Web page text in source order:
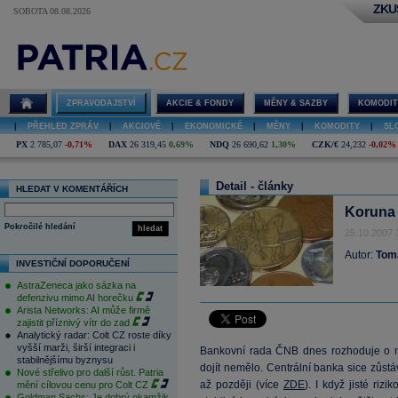
SOBOTA 08.08.2026
ZPRAVODAJSTVÍ AKCIE & FONDY MĚNY & SAZBY
PŘEHLED ZPRÁV AKCIOVÉ EKONOMICKÉ MĚNY KOMODITY
PX 2 785,07 -0,71% DAX 26 319,45 0,69% NDQ 26 690,62 1,30% CZK/€ 24,232 -0,02%
HLEDAT V KOMENTÁŘÍCH
hledat
Pokročilé hledání
INVESTIČNÍ DOPORUČENÍ
AstraZeneca jako sázka na
defenzivu mimo AI horečku
Arista Networks: AI může firmě
zajistit příznivý vítr do zad
Analytický radar: Colt CZ roste díky
vyšší marži, širší integraci i
stabilnějšímu byznysu
Nové střelivo pro další růst. Patria
mění cílovou cenu pro Colt CZ
Detail - články
25.10.2007
Autor:
Bankovní rada ČNB dnes rozhoduje o
dojít nemělo. Centrální banka sice
až později (více ZDE). I když jisté